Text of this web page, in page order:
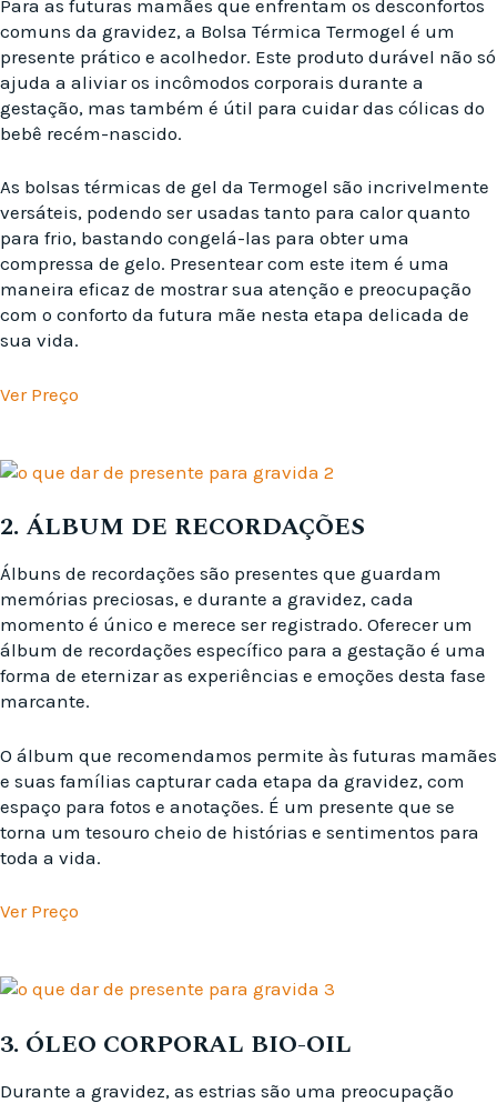
Para as futuras mamães que enfrentam os desconfortos
comuns da gravidez, a Bolsa Térmica Termogel é um
presente prático e acolhedor. Este produto durável não só
ajuda a aliviar os incômodos corporais durante a
gestação, mas também é útil para cuidar das cólicas do
bebê recém-nascido.
As bolsas térmicas de gel da Termogel são incrivelmente
versáteis, podendo ser usadas tanto para calor quanto
para frio, bastando congelá-las para obter uma
compressa de gelo. Presentear com este item é uma
maneira eficaz de mostrar sua atenção e preocupação
com o conforto da futura mãe nesta etapa delicada de
sua vida.
Ver Preço
2. ÁLBUM DE RECORDAÇÕES
Álbuns de recordações são presentes que guardam
memórias preciosas, e durante a gravidez, cada
momento é único e merece ser registrado. Oferecer um
álbum de recordações específico para a gestação é uma
forma de eternizar as experiências e emoções desta fase
marcante.
O álbum que recomendamos permite às futuras mamães
e suas famílias capturar cada etapa da gravidez, com
espaço para fotos e anotações. É um presente que se
torna um tesouro cheio de histórias e sentimentos para
toda a vida.
Ver Preço
3. ÓLEO CORPORAL BIO-OIL
Durante a gravidez, as estrias são uma preocupação